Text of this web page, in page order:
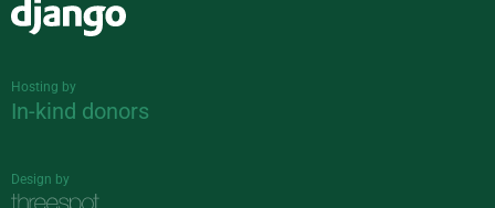
Hosting by
In-kind donors
Design by